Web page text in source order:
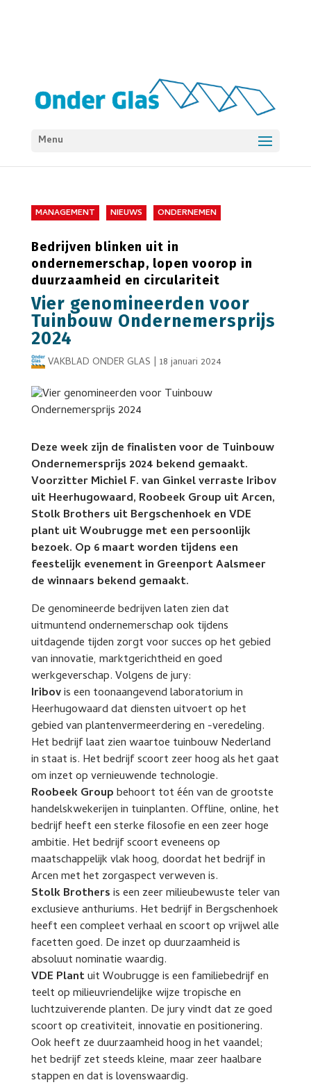
Menu
MANAGEMENT NIEUWS ONDERNEMEN
Bedrijven blinken uit in
ondernemerschap, lopen voorop in
duurzaamheid en circulariteit
Vier genomineerden voor
Tuinbouw Ondernemersprijs
2024
VAKBLAD ONDER GLAS | 18 januari 2024
Deze week zijn de finalisten voor de Tuinbouw
Ondernemersprijs 2024 bekend gemaakt.
Voorzitter Michiel F. van Ginkel verraste Iribov
uit Heerhugowaard, Roobeek Group uit Arcen,
Stolk Brothers uit Bergschenhoek en VDE
plant uit Woubrugge met een persoonlijk
bezoek. Op 6 maart worden tijdens een
feestelijk evenement in Greenport Aalsmeer
de winnaars bekend gemaakt.
De genomineerde bedrijven laten zien dat
uitmuntend ondernemerschap ook tijdens
uitdagende tijden zorgt voor succes op het gebied
van innovatie, marktgerichtheid en goed
werkgeverschap. Volgens de jury:
Iribovis een toonaangevend laboratorium in
Heerhugowaard dat diensten uitvoert op het
gebied van plantenvermeerdering en -veredeling.
Het bedrijf laat zien waartoe tuinbouw Nederland
in staat is. Het bedrijf scoort zeer hoog als het gaat
om inzet op vernieuwende technologie.
Roobeek Groupbehoort tot één van de grootste
handelskwekerijen in tuinplanten. Offline, online, het
bedrijf heeft een sterke filosofie en een zeer hoge
ambitie. Het bedrijf scoort eveneens op
maatschappelijk vlak hoog, doordat het bedrijf in
Arcen met het zorgaspect verweven is.
Stolk Brothersis een zeer milieubewuste teler van
exclusieve anthuriums. Het bedrijf in Bergschenhoek
heeft een compleet verhaal en scoort op vrijwel alle
facetten goed. De inzet op duurzaamheid is
absoluut nominatie waardig.
VDE Plantuit Woubrugge is een familiebedrijf en
teelt op milieuvriendelijke wijze tropische en
luchtzuiverende planten. De jury vindt dat ze goed
scoort op creativiteit, innovatie en positionering.
Ook heeft ze duurzaamheid hoog in het vaandel;
het bedrijf zet steeds kleine, maar zeer haalbare
stappen en dat is lovenswaardig.